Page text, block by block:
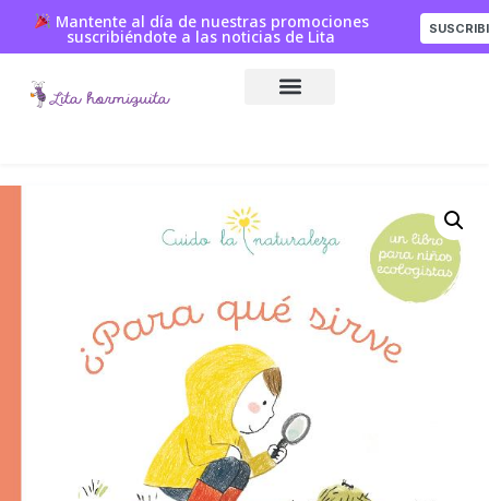
Mantente al día de nuestras promociones
suscribiéndote a las noticias de Lita